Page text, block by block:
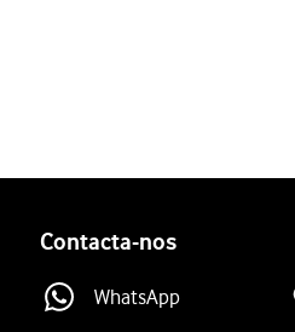
Contacta-nos
WhatsApp